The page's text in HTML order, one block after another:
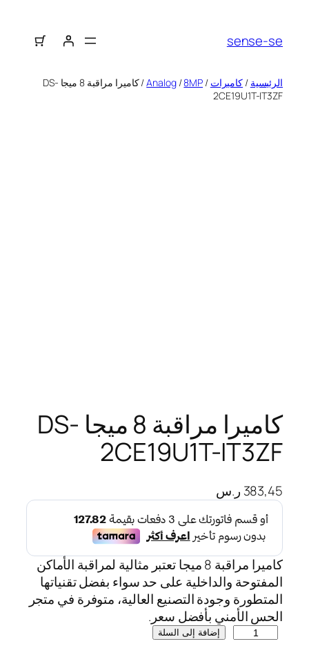
sense-se
الرئيسية / كاميرات /
Analog/8MP
/ كاميرا مراقبة 8 ميجا DS-
2CE19U1T-IT3ZF
كاميرا مراقبة 8 ميجا DS-
2CE19U1T-IT3ZF
383,45 ر.س
كاميرا مراقبة 8 ميجا تعتبر مثالية لمراقبة الأماكن
المفتوحة والداخلية على حد سواء بفضل تقنياتها
المتطورة وجودة التصنيع العالية، متوفرة في متجر
الحس الأمني بأفضل سعر.
إضافة إلى السلة